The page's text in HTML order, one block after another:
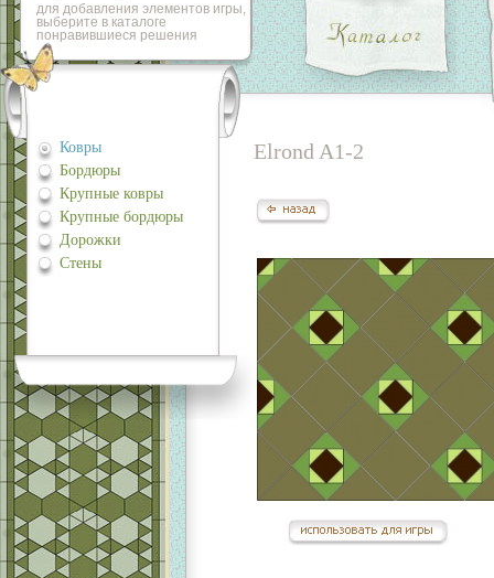
для добавления элементов игры,
выберите в каталоге
понравившиеся решения
Ковры
Бордюры
Крупные ковры
Крупные бордюры
Дорожки
Стены
Elrond A1-2